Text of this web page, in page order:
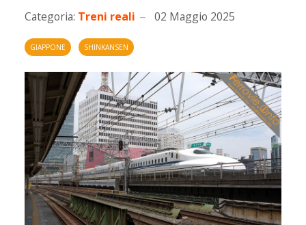
Categoria: Treni reali 02 Maggio 2025
GIAPPONE SHINKANSEN